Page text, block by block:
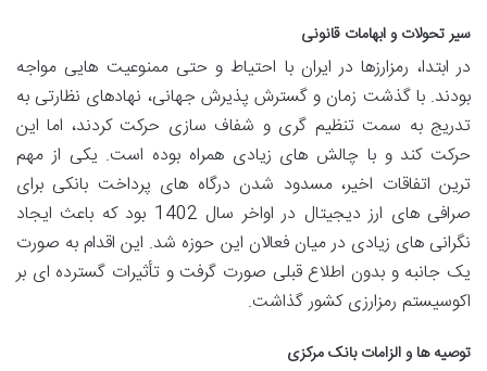
سیر تحولات و ابهامات قانونی
در ابتدا، رمزارزها در ایران با احتیاط و حتی ممنوعیت هایی مواجه
بودند. با گذشت زمان و گسترش پذیرش جهانی، نهادهای نظارتی به
تدریج به سمت تنظیم گری و شفاف سازی حرکت کردند، اما این
حرکت کند و با چالش های زیادی همراه بوده است. یکی از مهم
ترین اتفاقات اخیر، مسدود شدن درگاه های پرداخت بانکی برای
صرافی های ارز دیجیتال در اواخر سال 1402 بود که باعث ایجاد
نگرانی های زیادی در میان فعالان این حوزه شد. این اقدام به صورت
یک جانبه و بدون اطلاع قبلی صورت گرفت و تأثیرات گسترده ای بر
اکوسیستم رمزارزی کشور گذاشت.
توصیه ها و الزامات بانک مرکزی